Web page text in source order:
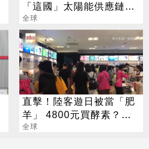
「這國」太陽能供應鏈恐
遭重擊
全球
直擊！陸客遊日被當「肥
羊」 4800元買酵素？藥
劑師驚呆
全球